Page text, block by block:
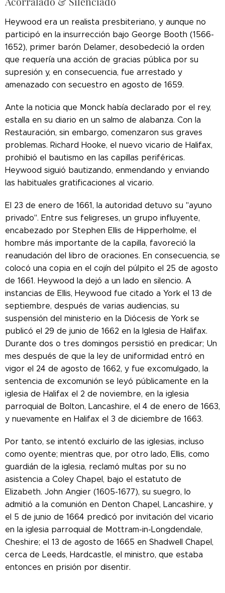
Heywood era un realista presbiteriano, y aunque no
participó en la insurrección bajo George Booth (1566-
1652), primer barón Delamer, desobedeció la orden
que requería una acción de gracias pública por su
supresión y, en consecuencia, fue arrestado y
amenazado con secuestro en agosto de 1659.
Ante la noticia que Monck había declarado por el rey,
estalla en su diario en un salmo de alabanza. Con la
Restauración, sin embargo, comenzaron sus graves
problemas. Richard Hooke, el nuevo vicario de Halifax,
prohibió el bautismo en las capillas periféricas.
Heywood siguió bautizando, enmendando y enviando
las habituales gratificaciones al vicario.
El 23 de enero de 1661, la autoridad detuvo su "ayuno
privado". Entre sus feligreses, un grupo influyente,
encabezado por Stephen Ellis de Hipperholme, el
hombre más importante de la capilla, favoreció la
reanudación del libro de oraciones. En consecuencia, se
colocó una copia en el cojín del púlpito el 25 de agosto
de 1661. Heywood la dejó a un lado en silencio. A
instancias de Ellis, Heywood fue citado a York el 13 de
septiembre, después de varias audiencias, su
suspensión del ministerio en la Diócesis de York se
publicó el 29 de junio de 1662 en la Iglesia de Halifax.
Durante dos o tres domingos persistió en predicar; Un
mes después de que la ley de uniformidad entró en
vigor el 24 de agosto de 1662, y fue excomulgado, la
sentencia de excomunión se leyó públicamente en la
iglesia de Halifax el 2 de noviembre, en la iglesia
parroquial de Bolton, Lancashire, el 4 de enero de 1663,
y nuevamente en Halifax el 3 de diciembre de 1663.
Por tanto, se intentó excluirlo de las iglesias, incluso
como oyente; mientras que, por otro lado, Ellis, como
guardián de la iglesia, reclamó multas por su no
asistencia a Coley Chapel, bajo el estatuto de
Elizabeth. John Angier (1605-1677), su suegro, lo
admitió a la comunión en Denton Chapel, Lancashire, y
el 5 de junio de 1664 predicó por invitación del vicario
en la iglesia parroquial de Mottram-in-Longdendale,
Cheshire; el 13 de agosto de 1665 en Shadwell Chapel,
cerca de Leeds, Hardcastle, el ministro, que estaba
entonces en prisión por disentir.